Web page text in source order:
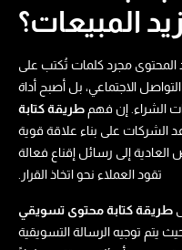
المبيعات؟
المحتوى مجرد كلمات تُكتب على
الاجتماعي، بل أصبح أداة
الشراء. إن فهم طريقة كتابة
الشركات على بناء علاقة قوية
إلى رسائل إقناع فعالة
تقود العملاء نحو اتخاذ القرار.
طريقة كتابة محتوى تسويقي​
يتم توجيه الرسالة التسويقية